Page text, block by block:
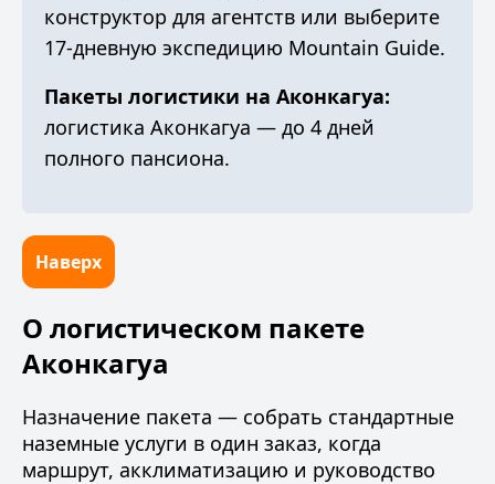
конструктор для агентств или выберите
17-дневную экспедицию Mountain Guide.
Пакеты логистики на Аконкагуа:
логистика Аконкагуа — до 4 дней
полного пансиона.
Наверх
О логистическом пакете
Аконкагуа
Назначение пакета — собрать стандартные
наземные услуги в один заказ, когда
маршрут, акклиматизацию и руководство